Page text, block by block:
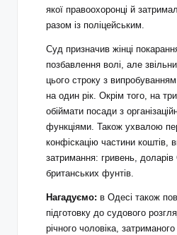
якої правоохоронці й
разом із поліцейським.
Суд призначив жінці
позбавлення волі, але
цього строку з
на один рік. Окрім того, на
обіймати посади з
функціями. Також ухвалою
конфіскацію частини коштів,
затримання: гривень,
британських фунтів.
Нагадуємо: в Одесі також
підготовку до судового
річного чоловіка,